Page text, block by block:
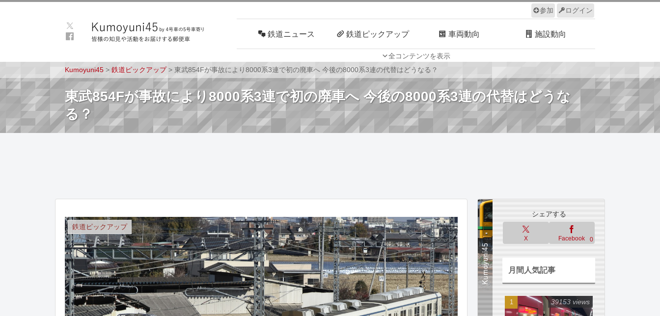
ログイン
参加
全コンテンツを表示
鉄道ニュース 鉄道ピックアップ 車両動向 施設動向
車両技術 路線探訪 ルール サイトについて
Kumoyuni45 > 鉄道ピックアップ> 東武854Fが事故により8000系3連で初の廃車へ 今後の8000系3連の代替はどうなる？
東武854Fが事故により8000系3連で初の廃車へ 今後の8000系3連の代替はどうな
る？
鉄道ピックアップ
シェアする
X Facebook 0
月間人気記事
39153 views